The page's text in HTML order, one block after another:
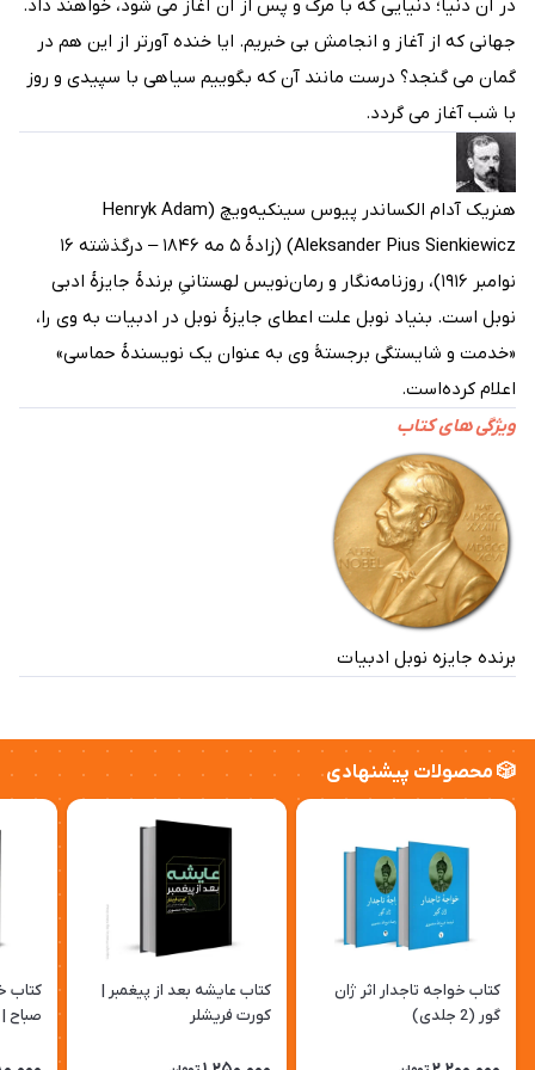
در آن دنیا؛ دنیایی که با مرگ و پس از آن آغاز می شود، خواهند داد.
جهانی که از آغاز و انجامش بی خبریم. ایا خنده آورتر از این هم در
گمان می گنجد؟ درست مانند آن که بگوییم سیاهی با سپیدی و روز
با شب آغاز می گردد.
هنریک آدام الکساندر پیوس سینکیه‌ویچ (Henryk Adam
Aleksander Pius Sienkiewicz) (زادهٔ ۵ مه ۱۸۴۶ – درگذشته ۱۶
نوامبر ۱۹۱۶)، روزنامه‌نگار و رمان‌نویس لهستانیِ برندهٔ جایزهٔ ادبی
نوبل است. بنیاد نوبل علت اعطای جایزهٔ نوبل در ادبیات به وی را،
«خدمت و شایستگی برجستهٔ وی به عنوان یک نویسندهٔ حماسی»
اعلام کرده‌است.
ویژگی های کتاب
برنده جایزه نوبل ادبیات
🎲 محصولات پیشنهادی
کتاب خواجه تاجدار اثر ژان
گور (2 جلدی)
کتاب عایشه بعد از پیغمبر |
کورت فریشلر
کتاب
صباح |